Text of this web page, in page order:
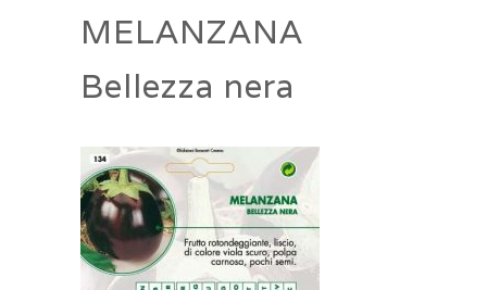
MELANZANA
Bellezza nera